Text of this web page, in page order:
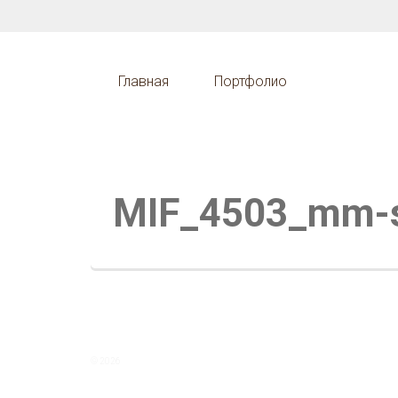
Главная Портфолио